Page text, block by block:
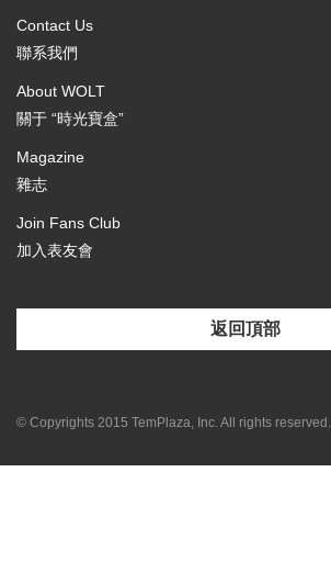
Contact Us
聯系我們
About WOLT
關于 “時光寶盒”
Magazine
雜志
Join Fans Club
加入表友會
返回頂部
© Copyrights 2015 TemPlaza, Inc. All rights reserved.